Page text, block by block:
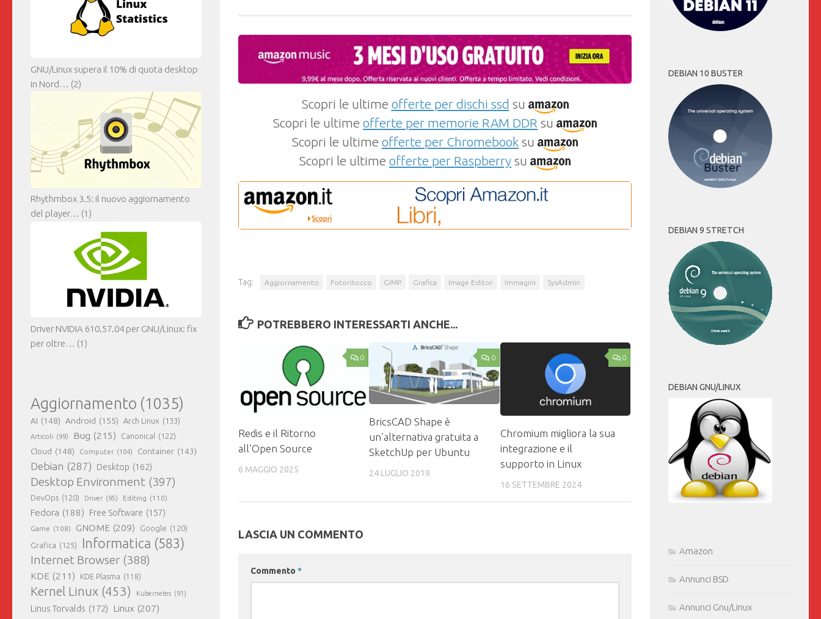
Scopri le ultime offerte per dischi ssd su
Scopri le ultime offerte per memorie RAM DDR su
Scopri le ultime offerte per Chromebook su
Scopri le ultime offerte per Raspberry su
Tag: Aggiornamento Fotoritocco GIMP Grafica Image Editor Immagini SysAdmin
POTREBBERO INTERESSARTI ANCHE...
0
Redis e il Ritorno
all’Open Source
6 MAGGIO 2025
0
BricsCAD Shape è
un’alternativa gratuita a
SketchUp per Ubuntu
24 LUGLIO 2019
0
Chromium migliora la sua
integrazione e il
supporto in Linux
16 SETTEMBRE 2024
LASCIA UN COMMENTO
Commento *
GNU/Linux supera il 10% di quota desktop
in Nord… (2)
Rhythmbox 3.5: il nuovo aggiornamento
del player… (1)
Driver NVIDIA 610.57.04 per GNU/Linux: fix
per oltre… (1)
Aggiornamento (1035)
AI (148) Android (155) Arch Linux (133)
Articoli (99) Bug (215) Canonical (122)
Cloud (148) Computer (104) Container (143)
Debian (287) Desktop (162)
Desktop Environment (397)
DevOps (120) Driver (95) Editing (110)
Fedora (188) Free Software (157)
Game (108) GNOME (209) Google (120)
Grafica (125) Informatica (583)
Internet Browser (388)
KDE (211) KDE Plasma (118)
Kernel Linux (453) Kubernetes (91)
Linus Torvalds (172) Linux (207)
DEBIAN 10 BUSTER
DEBIAN 9 STRETCH
DEBIAN GNU/LINUX
Amazon
Annunci BSD
Annunci Gnu/Linux